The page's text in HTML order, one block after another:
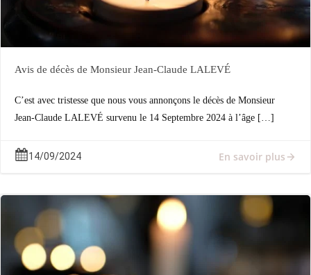
Avis de décès de Monsieur Jean-Claude LALEVÉ
C’est avec tristesse que nous vous annonçons le décès de Monsieur
Jean-Claude LALEVÉ survenu le 14 Septembre 2024 à l’âge […]
14/09/2024 En savoir plus